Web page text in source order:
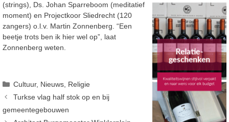
(strings), Ds. Johan Sparreboom (meditatief
moment) en Projectkoor Sliedrecht (120
zangers) o.l.v. Martin Zonnenberg. “Een
beetje trots ben ik hier wel op”, laat
Zonnenberg weten.
Categorieën
Cultuur, Nieuws, Religie
Turkse vlag half stok op en bij
gemeentegebouwen